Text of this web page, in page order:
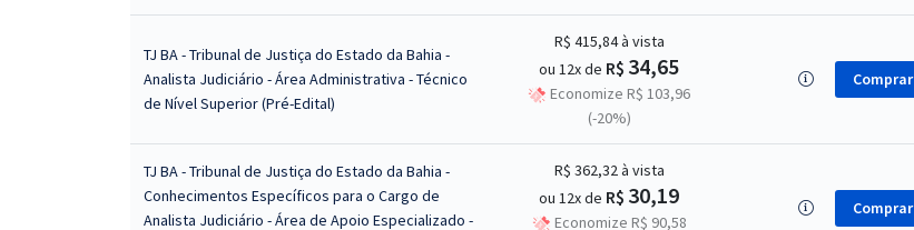
TJ BA - Tribunal de Justiça do Estado da Bahia -
Analista Judiciário - Área Administrativa - Técnico
de Nível Superior (Pré-Edital)
R$ 415,84à vista
ou 12x de R$ 34,65
Economize R$ 103,96
(-20%)
Comprar
TJ BA - Tribunal de Justiça do Estado da Bahia -
Conhecimentos Específicos para o Cargo de
Analista Judiciário - Área de Apoio Especializado -
R$ 362,32à vista
ou 12x de R$ 30,19
Economize R$ 90,58
Comprar